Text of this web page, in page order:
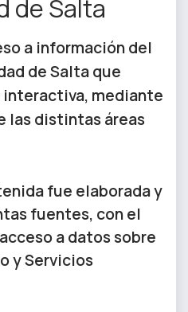
de Salta
a información del
de Salta que
mediante
las distintas áreas
fue elaborada y
fuentes, con el
a datos sobre
y Servicios